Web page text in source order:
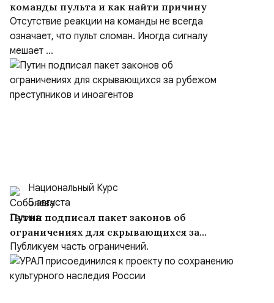
команды пульта и как найти причину
Отсутствие реакции на команды не всегда
означает, что пульт сломан. Иногда сигналу
мешает ...
Национальный Курс
5 августа
Путин подписал пакет законов об
ограничениях для скрывающихся за
рубежом преступников и иноагентов
Публикуем часть ограничений.